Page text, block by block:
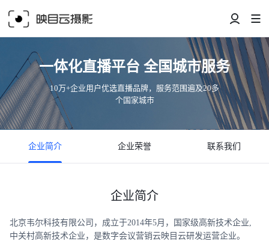
一体化直播平台 全国城市服务
10万+企业用户优选直播品牌，服务范围遍及20多
个国家城市
企业简介 企业荣誉 联系我们
企业简介
北京韦尔科技有限公司，成立于2014年5月，国家级高新技术企业,
中关村高新技术企业，是数字会议营销云映目云研发运营企业。